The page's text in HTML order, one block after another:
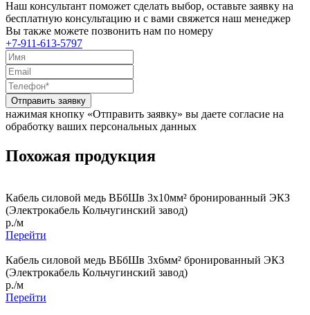
Наш консультант поможет сделать выбор, оставьте заявку на
бесплатную консультацию и с вами свяжется наш менеджер
Вы также можете позвонить нам по номеру
+7-911-613-5797
Отправить заявку
нажимая кнопку «Отправить заявку» вы даете согласие на
обработку ваших персональных данных
Похожая продукция
Кабель силовой медь ВБбШв 3x10мм² бронированный ЭКЗ
(Электрокабель Кольчугинский завод)
р./м
Перейти
Кабель силовой медь ВБбШв 3x6мм² бронированный ЭКЗ
(Электрокабель Кольчугинский завод)
р./м
Перейти